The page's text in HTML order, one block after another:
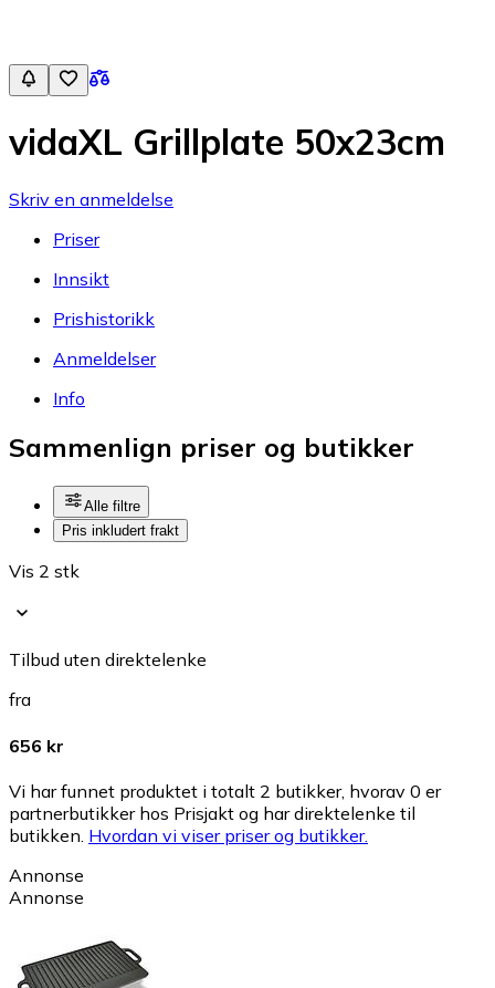
vidaXL Grillplate 50x23cm
Skriv en anmeldelse
Priser
Innsikt
Prishistorikk
Anmeldelser
Info
Sammenlign priser og butikker
Alle filtre
Pris inkludert frakt
Vis 2 stk
Tilbud uten direktelenke
fra
656 kr
Vi har funnet produktet i totalt 2 butikker, hvorav 0 er
partnerbutikker hos Prisjakt og har direktelenke til
butikken. Hvordan vi viser priser og butikker.
Annonse
Annonse